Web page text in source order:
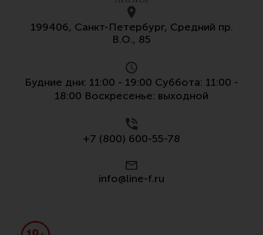
199406, Санкт-Петербург, Средний пр.
В.О., 85
Будние дни: 11:00 - 19:00 Суббота: 11:00 -
18:00 Воскресенье: выходной
+7 (800) 600-55-78
info@line-f.ru